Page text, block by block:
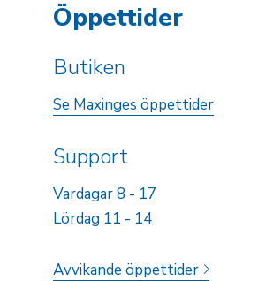
Öppettider
Butiken
Se Maxinges öppettider
Support
Vardagar 8 - 17
Lördag 11 - 14
Avvikande öppettider